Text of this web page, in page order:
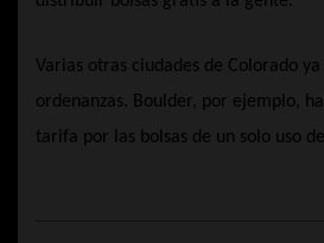
Varias otras ciudades de Colorado
ordenanzas. Boulder, por ejemplo,
tarifa por las bolsas de un solo uso